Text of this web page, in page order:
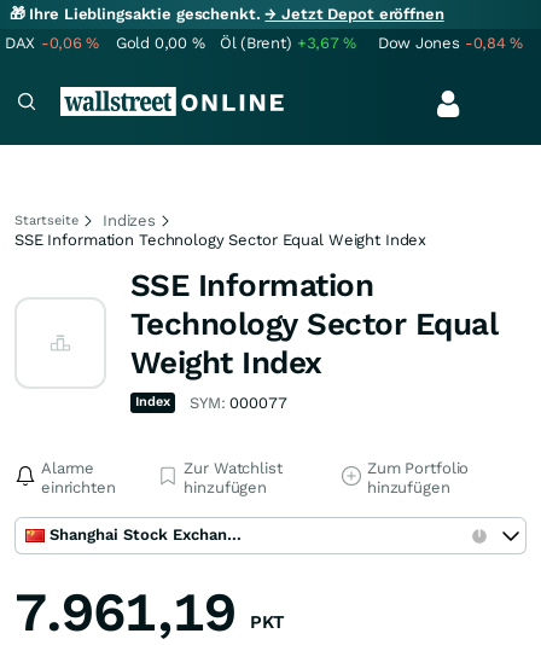
🎁 Ihre Lieblingsaktie geschenkt.→ Jetzt Depot eröffnen
DAX -0,06% Gold 0,00 % Öl (Brent) +3,67% Dow Jones -0,84%
Startseite
Indizes
SSE Information Technology Sector Equal Weight Index
SSE Information
Technology Sector Equal
Weight Index
Index SYM:000077
Alarme
einrichten
Zur Watchlist
hinzufügen
Zum Portfolio
hinzufügen
Shanghai Stock Exchange
7.961,19 PKT